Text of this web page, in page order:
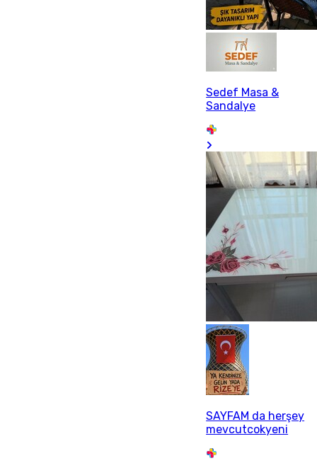
Sedef Masa &
Sandalye
SAYFAM da herşey
mevcutcokyeni